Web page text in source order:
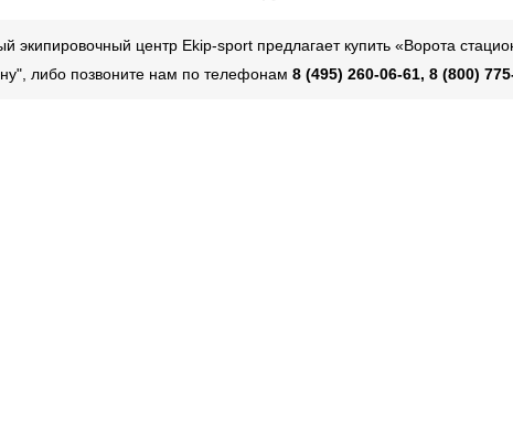
экипировочный центр Ekip-sport предлагает купить «Ворота
либо позвоните нам по телефонам 8 (495) 260-06-61, 8 (800)